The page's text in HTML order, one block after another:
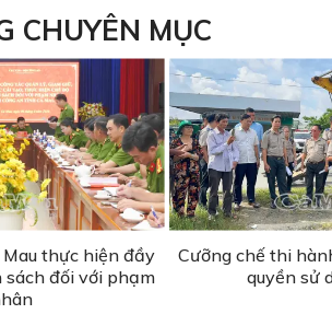
CHUYÊN MỤC
thực hiện đầy
sách đối với phạm
Cưỡng chế thi
quyền sử